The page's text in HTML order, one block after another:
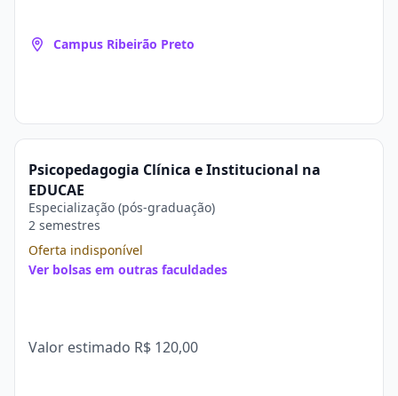
Campus Ribeirão Preto
Psicopedagogia Clínica e Institucional na
EDUCAE
Especialização (pós-graduação)
2 semestres
Oferta indisponível
Ver bolsas em outras faculdades
Valor estimado R$ 120,00